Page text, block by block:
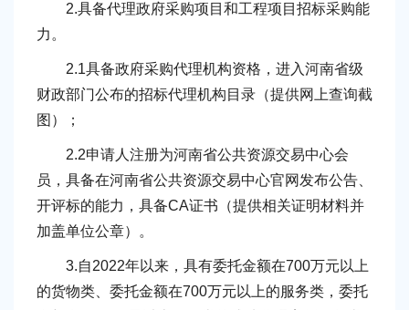
2.具备代理政府采购项目和工程项目招标采购能
力。
2.1具备政府采购代理机构资格，进入河南省级
财政部门公布的招标代理机构目录（提供网上查询截
图）；
2.2申请人注册为河南省公共资源交易中心会
员，具备在河南省公共资源交易中心官网发布公告、
开评标的能力，具备CA证书（提供相关证明材料并
加盖单位公章）。
3.自2022年以来，具有委托金额在700万元以上
的货物类、委托金额在700万元以上的服务类，委托